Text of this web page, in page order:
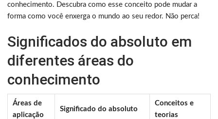
conhecimento. Descubra como esse conceito pode mudar a
forma como você enxerga o mundo ao seu redor. Não perca!
Significados do absoluto em
diferentes áreas do
conhecimento
Áreas de
aplicação
Significado do absoluto
Conceitos e
teorias